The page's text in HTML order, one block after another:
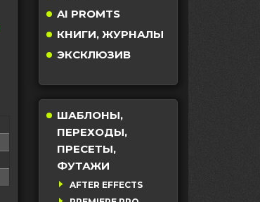
AI PROMTS
КНИГИ, ЖУРНАЛЫ
ЭКСКЛЮЗИВ
ШАБЛОНЫ,
ПЕРЕХОДЫ,
ПРЕСЕТЫ,
ФУТАЖИ
AFTER EFFECTS